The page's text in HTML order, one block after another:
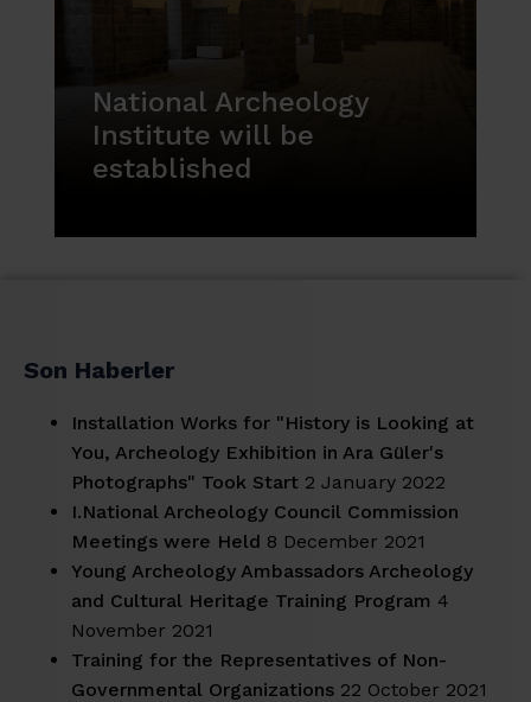
National Archeology
Institute will be
established
Son Haberler
Installation Works for "History is Looking at
You, Archeology Exhibition in Ara Güler's
Photographs" Took Start 2 January 2022
I.National Archeology Council Commission
Meetings were Held 8 December 2021
Young Archeology Ambassadors Archeology
and Cultural Heritage Training Program 4
November 2021
Training for the Representatives of Non-
Governmental Organizations 22 October 2021